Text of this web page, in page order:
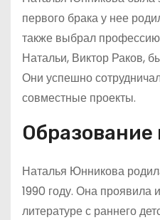
первого брака у нее
также выбрал
Натальи, Виктор Раков,
Они успешно
совместные проекты.
Образование
Наталья Юнникова
1990 году. Она проявила
литературе с раннего